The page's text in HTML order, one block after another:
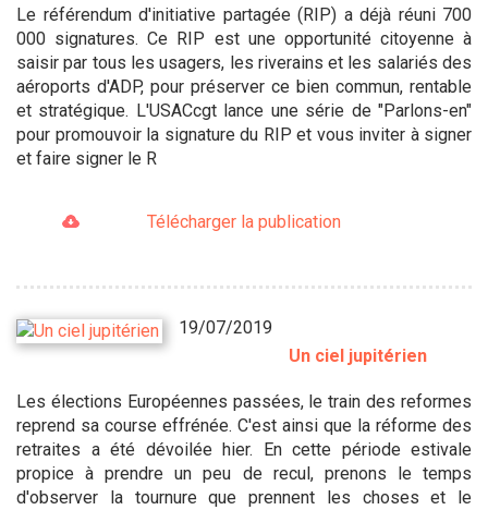
Le référendum d'initiative partagée (RIP) a déjà réuni 700
000 signatures. Ce RIP est une opportunité citoyenne à
saisir par tous les usagers, les riverains et les salariés des
aéroports d'ADP, pour préserver ce bien commun, rentable
et stratégique. L'USACcgt lance une série de "Parlons-en"
pour promouvoir la signature du RIP et vous inviter à signer
et faire signer le R
Télécharger la publication
19/07/2019
Un ciel jupitérien
Les élections Européennes passées, le train des reformes
reprend sa course effrénée. C'est ainsi que la réforme des
retraites a été dévoilée hier. En cette période estivale
propice à prendre un peu de recul, prenons le temps
d'observer la tournure que prennent les choses et le